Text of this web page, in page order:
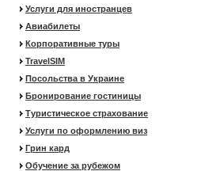
Услуги для иностранцев
Авиабилеты
Корпоративные туры
TravelSIM
Посольства в Украине
Бронирование гостиницы
Туристическое страхование
Услуги по оформлению виз
Грин кард
Обучение за рубежом